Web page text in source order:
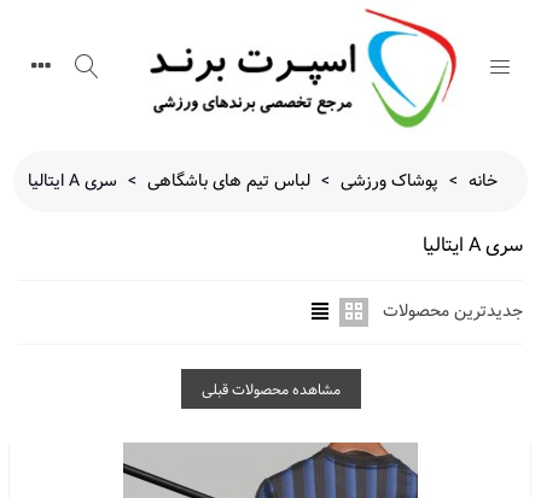
خانه > پوشاک ورزشی > لباس تیم های باشگاهی > سری A ایتالیا
سری A ایتالیا
جدیدترین محصولات
مشاهده محصولات قبلی